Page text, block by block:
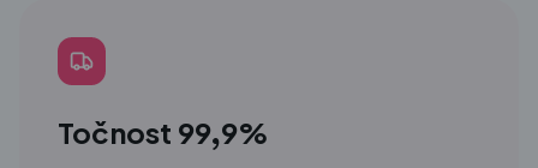
Točnost 99,9%